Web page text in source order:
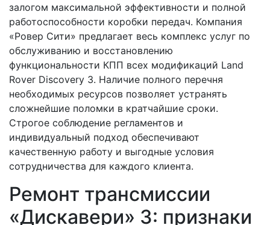
залогом максимальной эффективности и полной
работоспособности коробки передач. Компания
«Ровер Сити» предлагает весь комплекс услуг по
обслуживанию и восстановлению
функциональности КПП всех модификаций Land
Rover Discovery 3. Наличие полного перечня
необходимых ресурсов позволяет устранять
сложнейшие поломки в кратчайшие сроки.
Строгое соблюдение регламентов и
индивидуальный подход обеспечивают
качественную работу и выгодные условия
сотрудничества для каждого клиента.
Ремонт трансмиссии
«Дискавери» 3: признаки